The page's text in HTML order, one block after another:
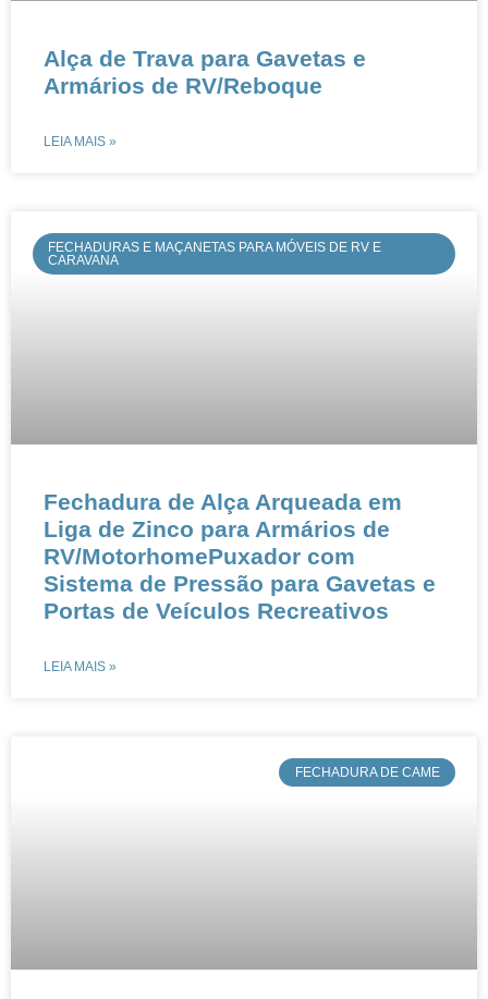
Alça de Trava para Gavetas e
Armários de RV/Reboque​​
LEIA MAIS »
FECHADURAS E MAÇANETAS PARA MÓVEIS DE RV E
CARAVANA
Fechadura de Alça Arqueada em
Liga de Zinco para Armários de
RV/MotorhomePuxador com
Sistema de Pressão para Gavetas e
Portas de Veículos Recreativos
LEIA MAIS »
​FECHADURA DE CAME